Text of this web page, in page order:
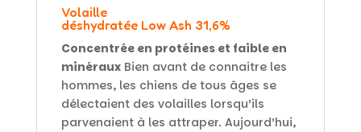
Volaille
déshydratée Low Ash 31,6%
Concentrée en protéines et faible en
minérauxBien avant de connaitre les
hommes, les chiens de tous âges se
délectaient des volailles lorsqu’ils
parvenaient à les attraper. Aujourd’hui,